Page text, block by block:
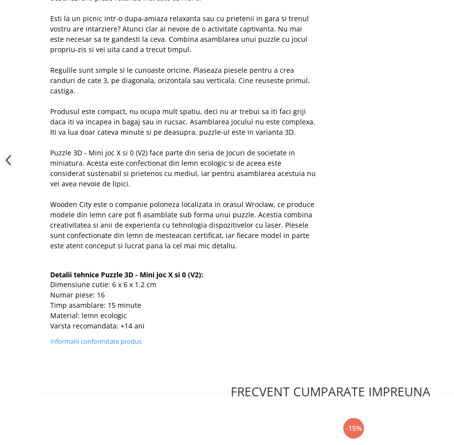
Esti la un picnic intr-o dupa-amiaza relaxanta sau cu prietenii in gara si trenul
vostru are intarziere? Atunci clar ai nevoie de o activitate captivanta. Nu mai
este necesar sa te gandesti la ceva. Combina asamblarea unui puzzle cu jocul
propriu-zis si vei uita cand a trecut timpul.
Regulile sunt simple si le cunoaste oricine. Plaseaza piesele pentru a crea
randuri de cate 3, pe diagonala, orizontala sau verticala. Cine reuseste primul,
castiga.
Produsul este compact, nu ocupa mult spatiu, deci nu ar trebui sa iti faci griji
daca iti va incapea in bagaj sau in rucsac. Asamblarea jocului nu este complexa.
Iti va lua doar cateva minute si pe deasupra, puzzle-ul este in varianta 3D.
Puzzle 3D - Mini joc X si 0 (V2) face parte din seria de Jocuri de societate in
miniatura. Acesta este confectionat din lemn ecologic si de aceea este
considerat sustenabil si prietenos cu mediul, iar pentru asamblarea acestuia nu
vei avea nevoie de lipici.
Wooden City este o companie poloneza localizata in orasul Wrocław, ce produce
modele din lemn care pot fi asamblate sub forma unui puzzle. Acestia combina
creativitatea si anii de experienta cu tehnologia dispozitivelor cu laser. Piesele
sunt confectionate din lemn de mesteacan certificat, iar fiecare model in parte
este atent conceput si lucrat pana la cel mai mic detaliu.
Detalii tehnice Puzzle 3D - Mini joc X si 0 (V2):
Dimensiune cutie: 6 x 6 x 1.2 cm
Numar piese: 16
Timp asamblare: 15 minute
Material: lemn ecologic
Varsta recomandata: +14 ani
Informatii conformitate produs
FRECVENT CUMPARATE IMPREUNA
-15%